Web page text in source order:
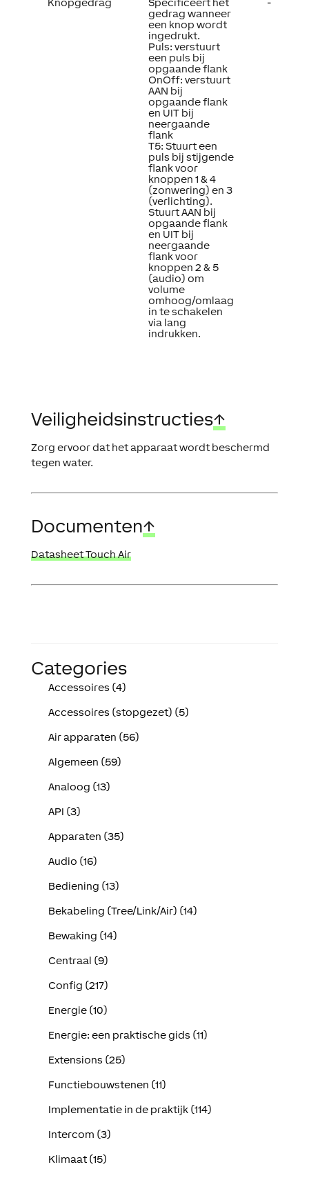
Knopgedrag
Specificeert het
gedrag wanneer
een knop wordt
ingedrukt.
Puls: verstuurt
een puls bij
opgaande flank
OnOff: verstuurt
AAN bij
opgaande flank
en UIT bij
neergaande
flank
T5: Stuurt een
puls bij stijgende
flank voor
knoppen 1 & 4
(zonwering) en 3
(verlichting).
Stuurt AAN bij
opgaande flank
en UIT bij
neergaande
flank voor
knoppen 2 & 5
(audio) om
volume
omhoog/omlaag
in te schakelen
via lang
indrukken.
-
Veiligheidsinstructies↑
Zorg ervoor dat het apparaat wordt beschermd
tegen water.
Documenten↑
Datasheet Touch Air
Categories
Accessoires (4)
Accessoires (stopgezet) (5)
Air apparaten (56)
Algemeen (59)
Analoog (13)
API (3)
Apparaten (35)
Audio (16)
Bediening (13)
Bekabeling (Tree/Link/Air) (14)
Bewaking (14)
Centraal (9)
Config (217)
Energie (10)
Energie: een praktische gids (11)
Extensions (25)
Functiebouwstenen (11)
Implementatie in de praktijk (114)
Intercom (3)
Klimaat (15)